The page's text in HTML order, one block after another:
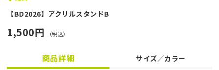
【BD2026】アクリルスタンドB
1,500円 （税込）
商品詳細 サイズ／カラー